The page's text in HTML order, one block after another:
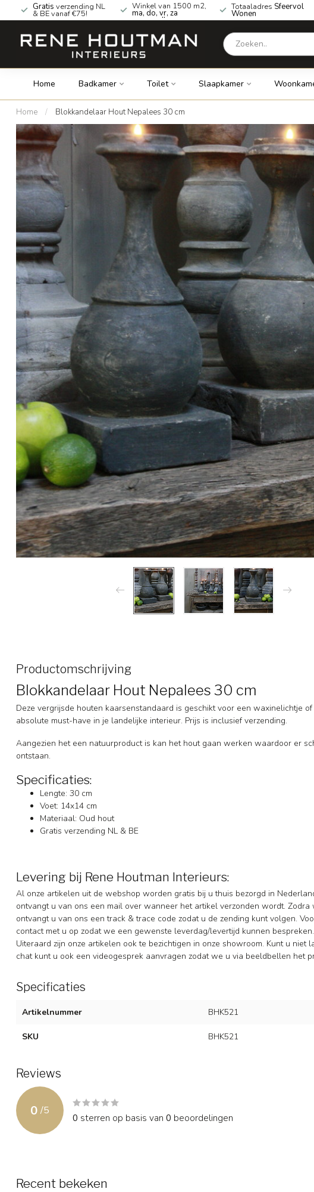
Gratis verzending NL
& BE vanaf €75!
Winkel van 1500 m2,
ma, do, vr, za
geopend!
Totaaladres Sfeervol
Wonen
Home Badkamer Toilet Slaapkamer
Home / Blokkandelaar Hout Nepalees 30 cm
Productomschrijving
Blokkandelaar Hout Nepalees 30 cm
Deze vergrijsde houten kaarsenstandaard is geschikt voor een waxinelichtje
absolute must-have in je landelijke interieur. Prijs is inclusief verzending.
Aangezien het een natuurproduct is kan het hout gaan werken waardoor er
ontstaan.
Specificaties:
Lengte: 30 cm
Voet: 14x14 cm
Materiaal: Oud hout
Gratis verzending NL & BE
Levering bij Rene Houtman Interieurs:
Al onze artikelen uit de webshop worden gratis bij u thuis bezorgd in
ontvangt u van ons een mail over wanneer het artikel verzonden wordt.
ontvangt u van ons een track & trace code zodat u de zending kunt volgen.
contact met u op zodat we een gewenste leverdag/levertijd kunnen
Uiteraard zijn onze artikelen ook te bezichtigen in onze showroom. Kunt u niet
chat kunt u ook een videogesprek aanvragen zodat we u via beeldbellen het
Specificaties
Artikelnummer BHK521
SKU BHK521
Reviews
0 /5
0 sterren op basis van 0 beoordelingen
Recent bekeken